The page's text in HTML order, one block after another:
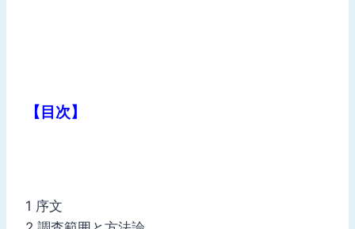
【目次】
1 序文